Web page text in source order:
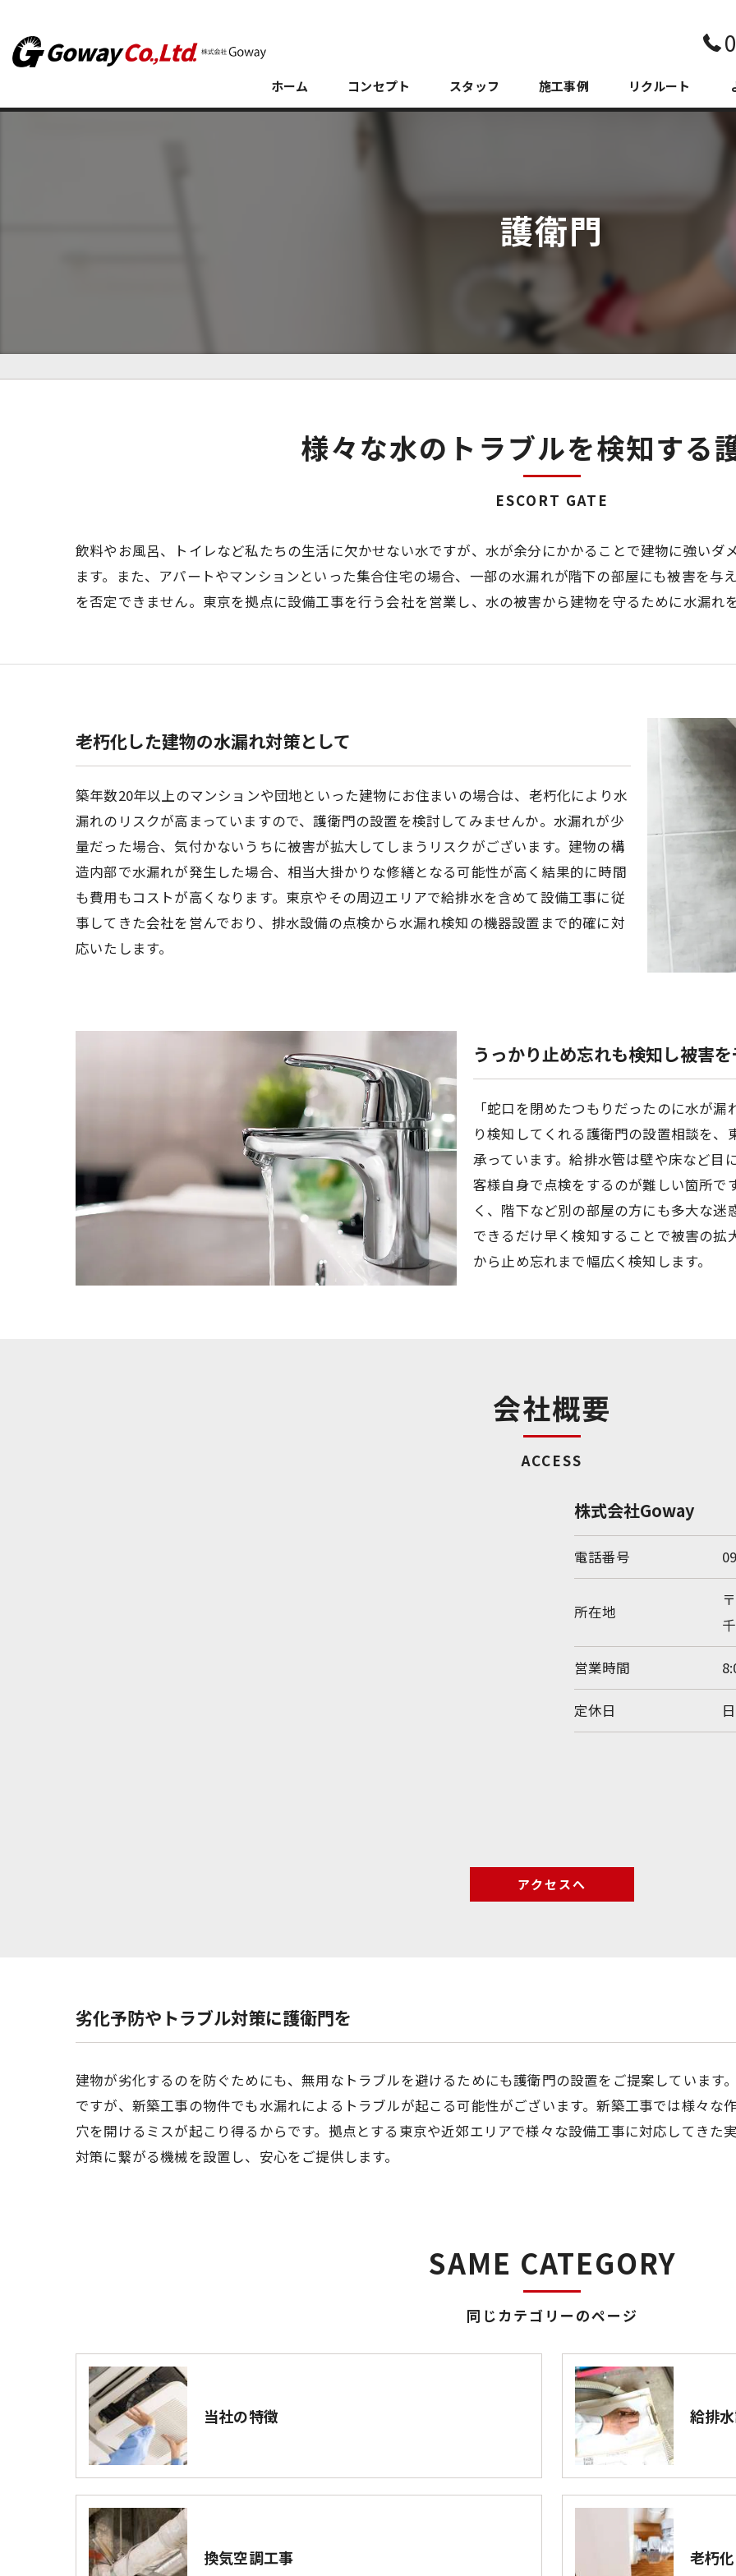
ホーム コンセプト スタッフ 施工事例 リクルート
護衛門
様々な水のトラブルを検知する
ESCORT GATE
飲料やお風呂、トイレなど私たちの生活に欠かせない水ですが、水が余分にかかることで建物に強いダ
ます。また、アパートやマンションといった集合住宅の場合、一部の水漏れが階下の部屋にも被害を与
を否定できません。東京を拠点に設備工事を行う会社を営業し、水の被害から建物を守るために水漏れ
老朽化した建物の水漏れ対策として
築年数20年以上のマンションや団地といった建物にお住まいの場合は、老朽化により水
漏れのリスクが高まっていますので、護衛門の設置を検討してみませんか。水漏れが少
量だった場合、気付かないうちに被害が拡大してしまうリスクがございます。建物の構
造内部で水漏れが発生した場合、相当大掛かりな修繕となる可能性が高く結果的に時間
も費用もコストが高くなります。東京やその周辺エリアで給排水を含めて設備工事に従
事してきた会社を営んでおり、排水設備の点検から水漏れ検知の機器設置まで的確に対
応いたします。
うっかり止め忘れも検知し被害
「蛇口を閉めたつもりだったのに水が
り検知してくれる護衛門の設置相談を
承っています。給排水管は壁や床など目
客様自身で点検をするのが難しい箇所
く、階下など別の部屋の方にも多大な
できるだけ早く検知することで被害の
から止め忘れまで幅広く検知します。
会社概要
ACCESS
株式会社Goway
電話番号
所在地
営業時間
定休日
アクセスへ
劣化予防やトラブル対策に護衛門を
建物が劣化するのを防ぐためにも、無用なトラブルを避けるためにも護衛門の設置をご提案しています
ですが、新築工事の物件でも水漏れによるトラブルが起こる可能性がございます。新築工事では様々な
穴を開けるミスが起こり得るからです。拠点とする東京や近郊エリアで様々な設備工事に対応してきた
対策に繋がる機械を設置し、安心をご提供します。
同じカテゴリーのページ
SAME CATEGORY
当社の特徴 給排
換気空調工事 老朽化